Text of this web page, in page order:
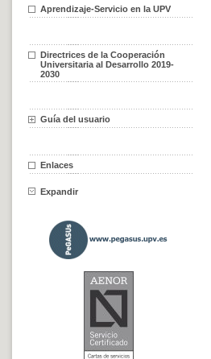
Aprendizaje-Servicio en la UPV
Directrices de la Cooperación
Universitaria al Desarrollo 2019-
2030
Guía del usuario
Enlaces
Expandir